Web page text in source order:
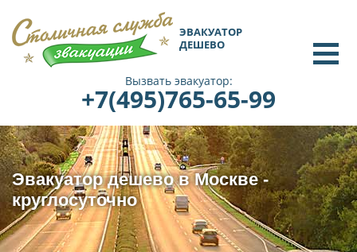
ЭВАКУАТОР
ДЕШЕВО
Вызвать эвакуатор:
+7(495)765-65-99
Эвакуатор дешево в Москве -
круглосуточно